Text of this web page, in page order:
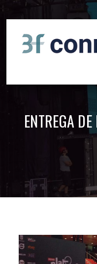
principal
ENTREGA